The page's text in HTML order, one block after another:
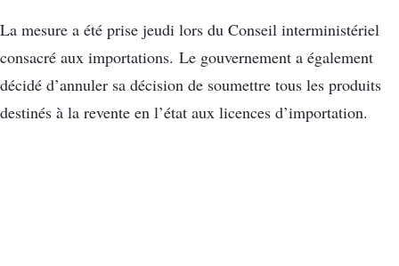
La mesure a été prise jeudi lors du Conseil interministériel
consacré aux importations. Le gouvernement a également
décidé d’annuler sa décision de soumettre tous les produits
destinés à la revente en l’état aux licences d’importation.